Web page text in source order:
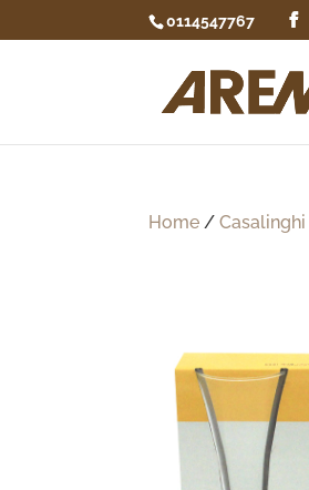
0114547767
Home /Casalinghi